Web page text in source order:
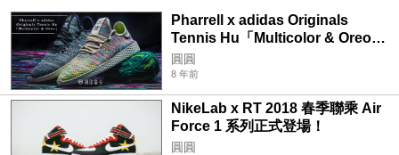
Pharrell x adidas Originals
Tennis Hu「Multicolor & Oreo」
聯乘配色正式登場！
圓圓
8 年前
NikeLab x RT 2018 春季聯乘 Air
Force 1 系列正式登場！
圓圓